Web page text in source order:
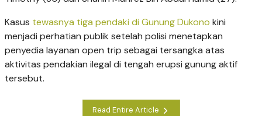
Kasus tewasnya tiga pendaki di Gunung Dukono kini
menjadi perhatian publik setelah polisi menetapkan
penyedia layanan open trip sebagai tersangka atas
aktivitas pendakian ilegal di tengah erupsi gunung aktif
tersebut.
Read Entire Article